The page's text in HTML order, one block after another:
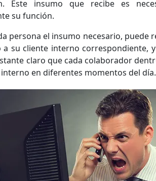
Este insumo que recibe es
su función.
persona el insumo necesario, puede
su cliente interno correspondiente,
claro que cada colaborador
en diferentes momentos del día.